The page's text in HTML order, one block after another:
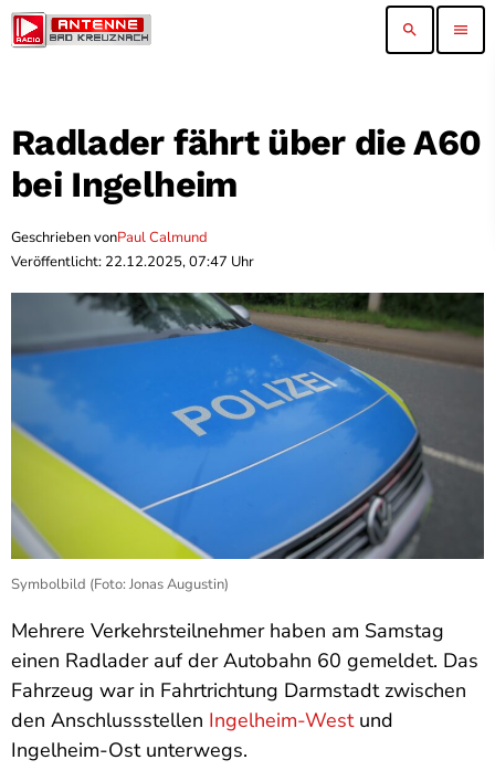
search menu
Radlader fährt über die A60
bei Ingelheim
Geschrieben vonPaul Calmund
Veröffentlicht: 22.12.2025, 07:47 Uhr
Symbolbild (Foto: Jonas Augustin)
Mehrere Verkehrsteilnehmer haben am Samstag
einen Radlader auf der Autobahn 60 gemeldet. Das
Fahrzeug war in Fahrtrichtung Darmstadt zwischen
den Anschlussstellen Ingelheim-Westund
Ingelheim-Ost unterwegs.